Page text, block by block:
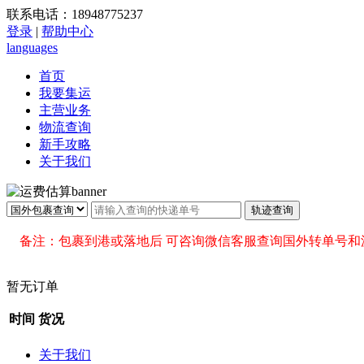
联系电话：18948775237
登录 | 帮助中心
languages
首页
我要集运
主营业务
物流查询
新手攻略
关于我们
备注：包裹到港或落地后 可咨询微信客服查询国外转单号
暂无订单
时间 货况
关于我们